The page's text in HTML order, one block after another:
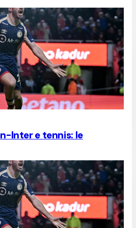
Inter e tennis: le